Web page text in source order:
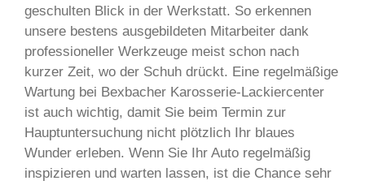
geschulten Blick in der Werkstatt. So erkennen
unsere bestens ausgebildeten Mitarbeiter dank
professioneller Werkzeuge meist schon nach
kurzer Zeit, wo der Schuh drückt. Eine regelmäßige
Wartung bei Bexbacher Karosserie-Lackiercenter
ist auch wichtig, damit Sie beim Termin zur
Hauptuntersuchung nicht plötzlich Ihr blaues
Wunder erleben. Wenn Sie Ihr Auto regelmäßig
inspizieren und warten lassen, ist die Chance sehr